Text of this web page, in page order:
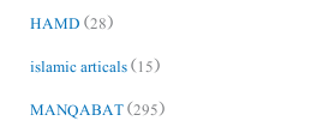
HAMD(28)
islamic articals(15)
MANQABAT(295)